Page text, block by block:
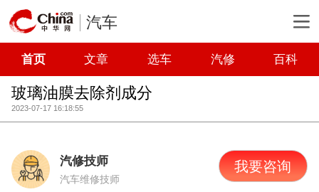
汽车
首页 文章 选车 汽修 百科
玻璃油膜去除剂成分
2023-07-17 16:18:55
汽修技师
汽车维修技师
我要咨询